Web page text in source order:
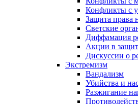
Конфликты с
Защита права
Светские
Диффамация
Акции в
Дискуссии о
Экстремизм
Вандализм
Убийства и
Разжигание